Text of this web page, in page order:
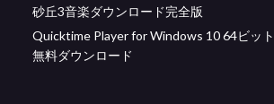
砂丘3音楽ダウンロード完全版
Quicktime Player for Windows 10 64ビット
無料ダウンロード